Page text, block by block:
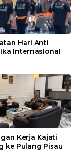
Hari Anti
Internasional
Kerja Kajati
ke Pulang Pisau